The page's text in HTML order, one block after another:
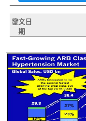
發文日
期